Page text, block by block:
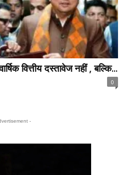
वित्तीय दस्तावेज नहीं , बल्कि...
0
-